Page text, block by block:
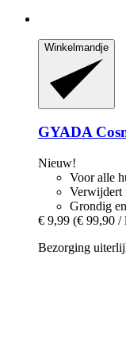
Winkelmandje
GYADA
Nieuw!
Voor alle
Verwijdert
Grondig
€ 9,99 (€ 99,90 /
Bezorging